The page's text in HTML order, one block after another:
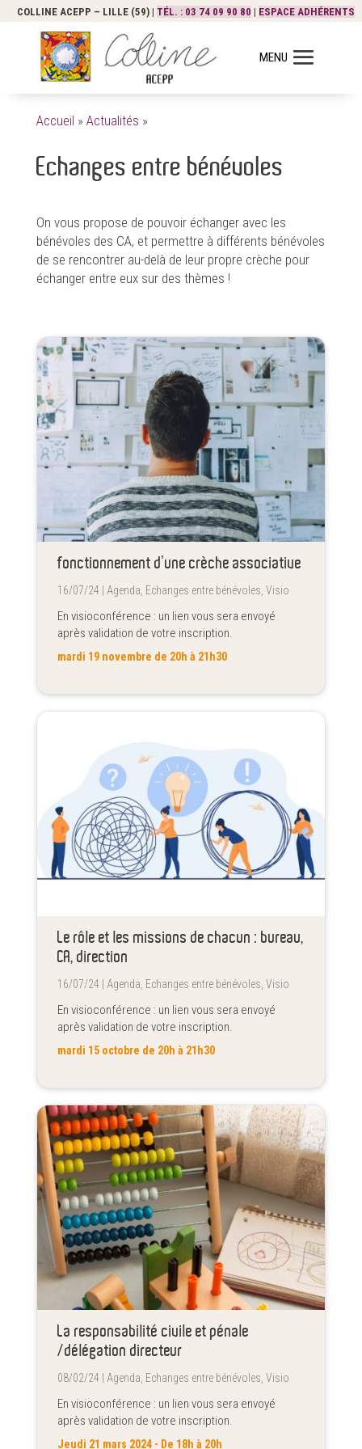
COLLINE ACEPP – LILLE (59) | TÉL. : 03 74 09 90 80 | ESPACE ADHÉRENTS
Accueil » Actualités »
Echanges entre bénévoles
On vous propose de pouvoir échanger avec les
bénévoles des CA, et permettre à différents bénévoles
de se rencontrer au-delà de leur propre crèche pour
échanger entre eux sur des thèmes !
fonctionnement d’une crèche associative
16/07/24 | Agenda Echanges entre bénévoles Visio
En visioconférence : un lien vous sera envoyé
après validation de votre inscription.
mardi 19 novembre de 20h à 21h30
Le rôle et les missions de chacun : bureau,
CA, direction
16/07/24 | Agenda Echanges entre bénévoles Visio
En visioconférence : un lien vous sera envoyé
après validation de votre inscription.
mardi 15 octobre de 20h à 21h30
La responsabilité civile et pénale
/délégation directeur
08/02/24 | Agenda Echanges entre bénévoles Visio
En visioconférence : un lien vous sera envoyé
après validation de votre inscription.
Jeudi 21 mars 2024 - De 18h à 20h